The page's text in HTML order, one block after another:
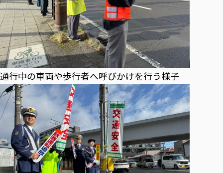
通行中の車両や歩行者へ呼びかけを行う様子